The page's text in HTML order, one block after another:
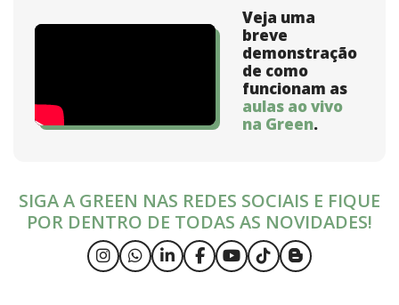
Veja uma
breve
demonstração
de como
funcionam as
aulas ao vivo
na Green.
SIGA A GREEN NAS REDES SOCIAIS E FIQUE
POR DENTRO DE TODAS AS NOVIDADES!